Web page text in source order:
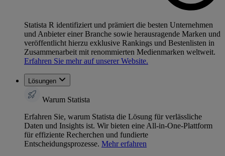
Statista R identifiziert und prämiert die besten Unternehmen
und Anbieter einer Branche sowie herausragende Marken und
veröffentlicht hierzu exklusive Rankings und Bestenlisten in
Zusammenarbeit mit renommierten Medienmarken weltweit.
Erfahren Sie mehr auf unserer Website.
Lösungen
Warum Statista
Erfahren Sie, warum Statista die Lösung für verlässliche
Daten und Insights ist. Wir bieten eine All-in-One-Plattform
für effiziente Recherchen und fundierte
Entscheidungsprozesse. Mehr erfahren